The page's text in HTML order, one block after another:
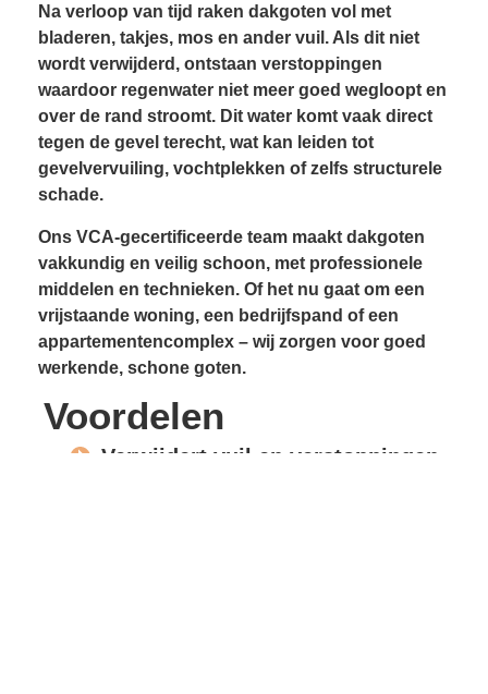
Na verloop van tijd raken dakgoten vol met
bladeren, takjes, mos en ander vuil. Als dit niet
wordt verwijderd, ontstaan verstoppingen
waardoor regenwater niet meer goed wegloopt en
over de rand stroomt. Dit water komt vaak direct
tegen de gevel terecht, wat kan leiden tot
gevelvervuiling, vochtplekken of zelfs structurele
schade.
Ons VCA-gecertificeerde team maakt dakgoten
vakkundig en veilig schoon, met professionele
middelen en technieken. Of het nu gaat om een
vrijstaande woning, een bedrijfspand of een
appartementencomplex – wij zorgen voor goed
werkende, schone goten.
Voordelen
Verwijdert vuil en verstoppingen